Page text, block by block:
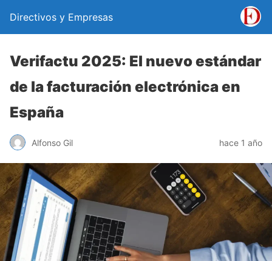
Directivos y Empresas
Verifactu 2025: El nuevo estándar
de la facturación electrónica en
España
Alfonso Gil hace 1 año